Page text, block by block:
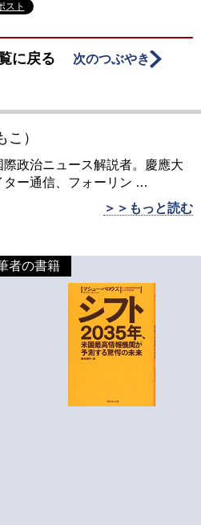
スト
に戻る 次のつぶやき
）
政治ニュース解説者。慶應大
ー通信、フォーリン …
＞＞もっと読む
者の書籍